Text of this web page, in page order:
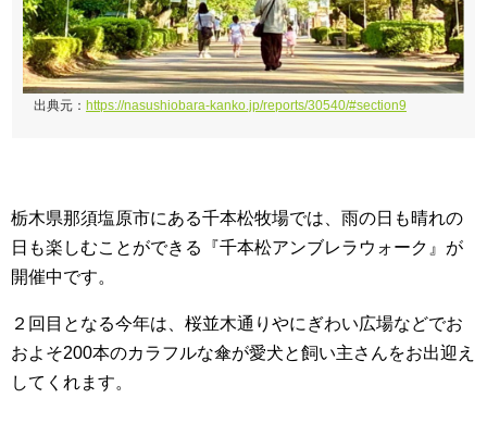
出典元： https://nasushiobara-kanko.jp/reports/30540/#section9
栃木県那須塩原市にある千本松牧場では、雨の日も晴れの
日も楽しむことができる『千本松アンブレラウォーク』が
開催中です。
２回目となる今年は、桜並木通りやにぎわい広場などでお
およそ200本のカラフルな傘が愛犬と飼い主さんをお出迎え
してくれます。